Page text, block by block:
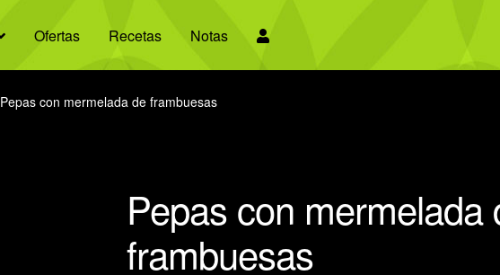
Ofertas Recetas Notas
Pepas con mermelada de frambuesas
Pepas con mermelada
frambuesas